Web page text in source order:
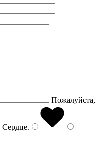
Пожалуйста,
Сердце.